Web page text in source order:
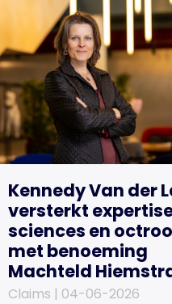
Kennedy Van der
versterkt
sciences en
met benoeming
Machteld
Claims | 04-06-2026